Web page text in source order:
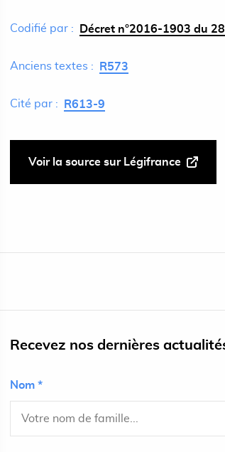
Codifié par : Décret n°2016-1903 du
Anciens textes : R573
Cité par : R613-9
Voir la source sur Légifrance
Recevez nos dernières
Nom *